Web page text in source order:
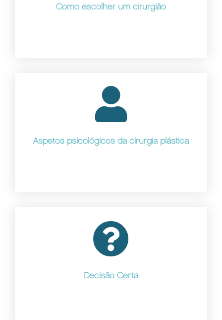
Como escolher um cirurgião
Aspetos psicológicos da cirurgia plástica
Decisão Certa